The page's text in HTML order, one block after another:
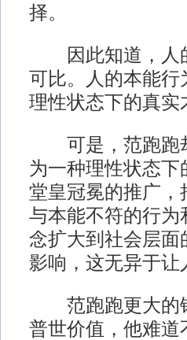
择。
因此知道，人的
可比。人的本能行
理性状态下的真实
可是，范跑跑却
为一种理性状态
堂皇冠冕的推广，
与本能不符的行为
念扩大到社会层面
影响，这无异于让
范跑跑更大的错
普世价值，他难道